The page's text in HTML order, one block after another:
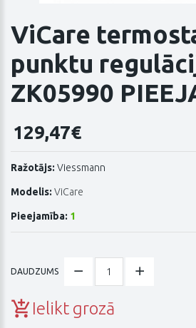
ViCare
punktu
ZK05990
129,47€
Ražotājs: Viessmann
Modelis: ViCare
Pieejamība: 1
DAUDZUMS
Ielikt grozā